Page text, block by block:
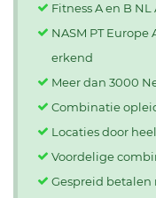
Fitness A en B NL
NASM PT Europe
erkend
Meer dan 3000
Combinatie
Locaties door
Voordelige
Gespreid